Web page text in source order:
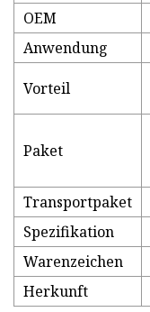
OEM
Anwendung
Vorteil
Paket
Transportpaket
Spezifikation
Warenzeichen
Herkunft